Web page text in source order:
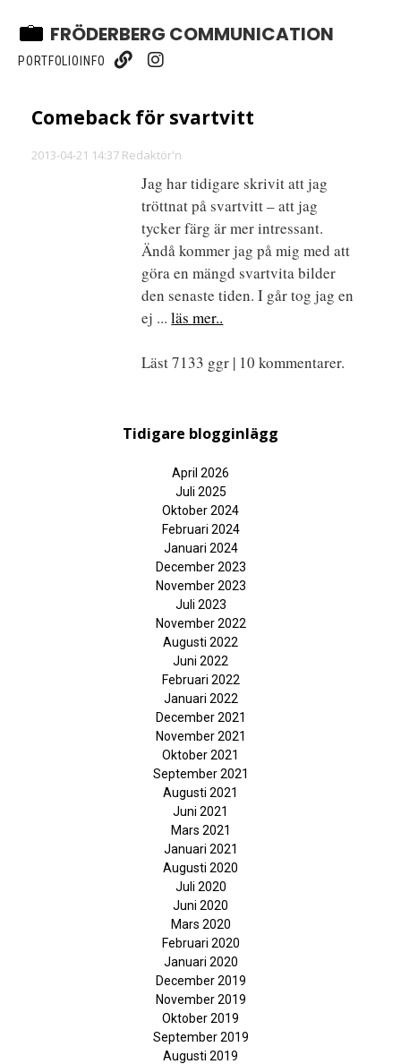
FRÖDERBERG COMMUNICATION
PORTFOLIOINFO
Comeback för svartvitt
2013-04-21 14:37 Redaktör'n
Jag har tidigare skrivit att jag
tröttnat på svartvitt – att jag
tycker färg är mer intressant.
Ändå kommer jag på mig med att
göra en mängd svartvita bilder
den senaste tiden. I går tog jag en
ej ...läs mer..
Läst 7133 ggr | 10 kommentarer.
Tidigare blogginlägg
April 2026
Juli 2025
Oktober 2024
Februari 2024
Januari 2024
December 2023
November 2023
Juli 2023
November 2022
Augusti 2022
Juni 2022
Februari 2022
Januari 2022
December 2021
November 2021
Oktober 2021
September 2021
Augusti 2021
Juni 2021
Mars 2021
Januari 2021
Augusti 2020
Juli 2020
Juni 2020
Mars 2020
Februari 2020
Januari 2020
December 2019
November 2019
Oktober 2019
September 2019
Augusti 2019